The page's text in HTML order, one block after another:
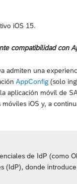
iOS 15.
compatibilidad con
admiten una
AppConfig(solo
aplicación móvil de
iOS y, a
de IdP (como
(IdP), donde